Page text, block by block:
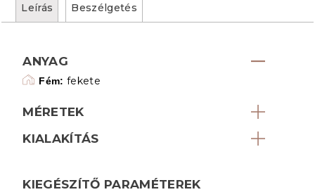
Leírás Beszélgetés
ANYAG
Fém: fekete
MÉRETEK
KIALAKÍTÁS
KIEGÉSZÍTŐ PARAMÉTEREK